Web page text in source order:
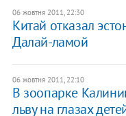
06 жовтня 2011, 22:30
Китай отказал
Далай-ламой
06 жовтня 2011, 22:10
В зоопарке
льву на глазах